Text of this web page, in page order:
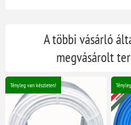
A többi vásárló
megvásárolt
Tényleg van készleten!